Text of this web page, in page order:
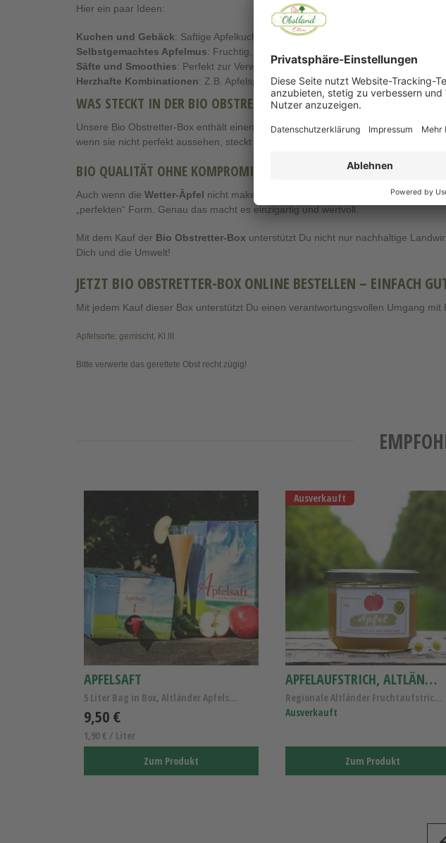
Hier ein paar Ideen:
Kuchen und Gebäck: Saftige Apfelkuchen oder herbstliche Streusel.
Selbstgemachtes Apfelmus: Fruchtig, frisch und ohne Zusätze.
Säfte und Smoothies: Perfekt zur Verwertung von reifem Obst.
Herzhafte Kombinationen: Z.B. Apfelspalten zu Wildgerichten oder im Salat.
WAS STECKT IN DER BIO OBSTRETTER-BOX?
Unsere Bio Obstretter-Box enthält einen bunten Mix aus verschiedenen
wenn sie nicht perfekt aussehen, steckt in jeder Frucht die geballte Kraft der Natu
BIO QUALITÄT OHNE KOMPROMISSE – AUCH MIT MAKEL WERTVOLL
Auch wenn die Wetter-Äpfel nicht makellos erscheinen, bleibt ihre Qualität
„perfekten“ Form. Genau das macht es einzigartig und wertvoll.
Mit dem Kauf der Bio Obstretter-Box unterstützt Du nicht nur nachhaltige
Dich und die Umwelt!
JETZT BIO OBSTRETTER-BOX ONLINE BESTELLEN – EINFACH
Mit jedem Kauf dieser Box unterstützt Du einen verantwortungsvollen Umgang
Apfelsorte: gemischt, Kl.III
Bitte verwerte das gerettete Obst recht zügig!
APFELSAFT
5 Liter Bag in Box, Altländer Apfelsaft naturtrüb
9,50 €
1,90 € / Liter
Zum Produkt
Ausverkauft
APFELAUFSTRICH, ALTLÄNDER APFEL-MARMELADE
Regionale Altländer Fruchtaufstrich- Vegan, Gluten...
Ausverkauft
Zum Produkt